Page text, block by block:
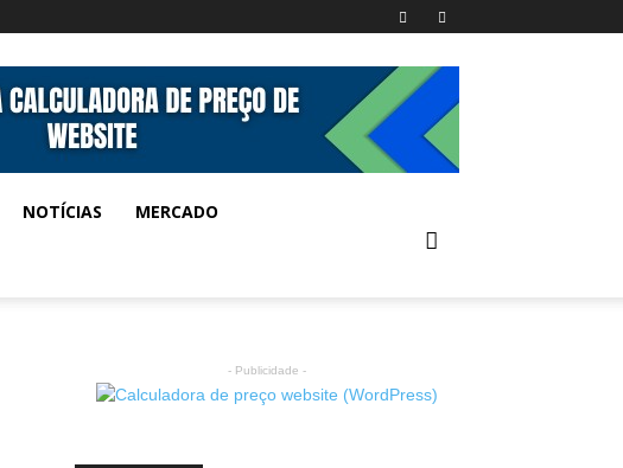
NOTÍCIAS MERCADO
- Publicidade -